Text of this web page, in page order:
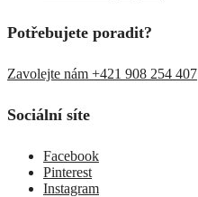
Potřebujete poradit?
Zavolejte nám +421 908 254 407
Sociální síte
Facebook
Pinterest
Instagram